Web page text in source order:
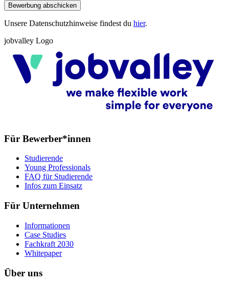
Bewerbung abschicken
Unsere Datenschutzhinweise findest du hier.
jobvalley Logo
Für Bewerber*innen
Studierende
Young Professionals
FAQ für Studierende
Infos zum Einsatz
Für Unternehmen
Informationen
Case Studies
Fachkraft 2030
Whitepaper
Über uns